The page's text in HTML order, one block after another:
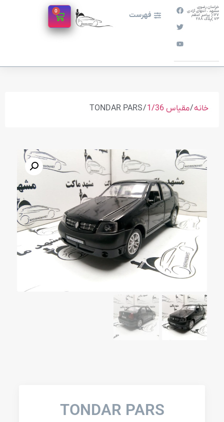
خراسان رضوی
مشهد ، انتهای آزادی
127 ( پیامبر اعظم
73 )پلاک 288
فهرست 0
خانه/مقیاس 1/36 / TONDAR PARS
TONDAR PARS